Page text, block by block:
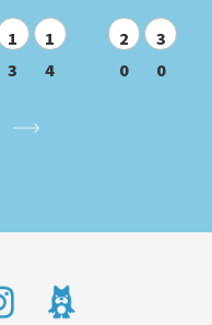
1
3
1
4
2
0
3
0